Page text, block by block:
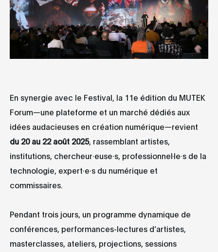
En synergie avec le Festival, la 11e édition du MUTEK
Forum—une plateforme et un marché dédiés aux
idées audacieuses en création numérique—revient
du 20 au 22 août 2025, rassemblant artistes,
institutions, chercheur·euse·s, professionnel·le·s de la
technologie, expert·e·s du numérique et
commissaires.
Pendant trois jours, un programme dynamique de
conférences, performances-lectures d’artistes,
masterclasses, ateliers, projections, sessions